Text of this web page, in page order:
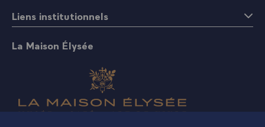
Liens institutionnels
La Maison Élysée